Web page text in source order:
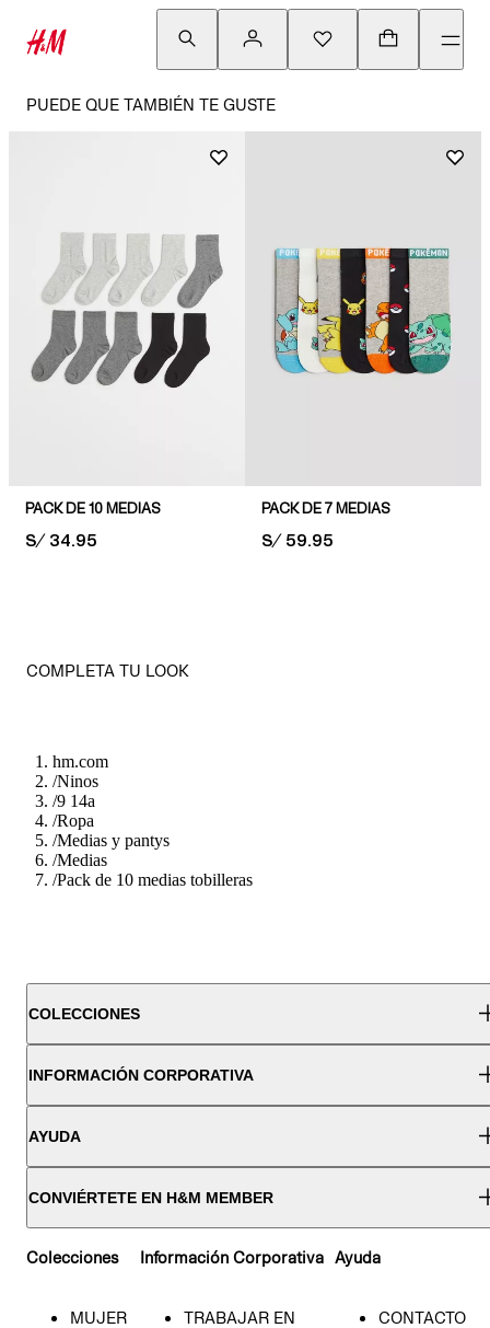
PUEDE QUE TAMBIÉN TE GUSTE
PACK DE 10 MEDIAS
PRICE:
S/ 34.95
PACK DE 7 MEDIAS
PRICE:
S/ 59.95
COMPLETA TU LOOK
hm.com
/Ninos
/9 14a
/Ropa
/Medias y pantys
/Medias
/Pack de 10 medias tobilleras
COLECCIONES
INFORMACIÓN CORPORATIVA
AYUDA
CONVIÉRTETE EN H&M MEMBER
Colecciones
MUJER
Información Corporativa
TRABAJAR EN
Ayuda
CONTACTO